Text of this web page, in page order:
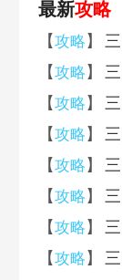
最新攻略
【攻略 】
【攻略 】
【攻略 】
【攻略 】
【攻略 】
【攻略 】
【攻略 】
【攻略 】